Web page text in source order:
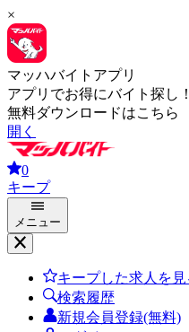
×
マッハバイトアプリ
アプリでお得にバイト探し！
無料ダウンロードはこちら
開く
0
キープ
メニュー
キープした求人を見
検索履歴
新規会員登録(無料)